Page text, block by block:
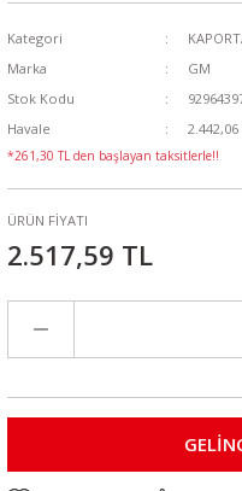
Kategori
Marka
GM
Stok Kodu
Havale
*261,30 TL den başlayan taksitlerle!!
ÜRÜN FİYATI
2.517,59 TL